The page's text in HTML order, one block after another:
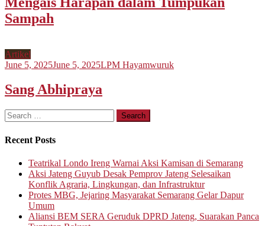
Sampah
Artikel
June 5, 2025June 5, 2025LPM Hayamwuruk
Sang Abhipraya
Search
for:
Recent Posts
Teatrikal Londo Ireng Warnai Aksi Kamisan di Semarang
Aksi Jateng Guyub Desak Pemprov Jateng Selesaikan
Konflik Agraria, Lingkungan, dan Infrastruktur
Protes MBG, Jejaring Masyarakat Semarang Gelar Dapur
Umum
Aliansi BEM SERA Geruduk DPRD Jateng, Suarakan Panca